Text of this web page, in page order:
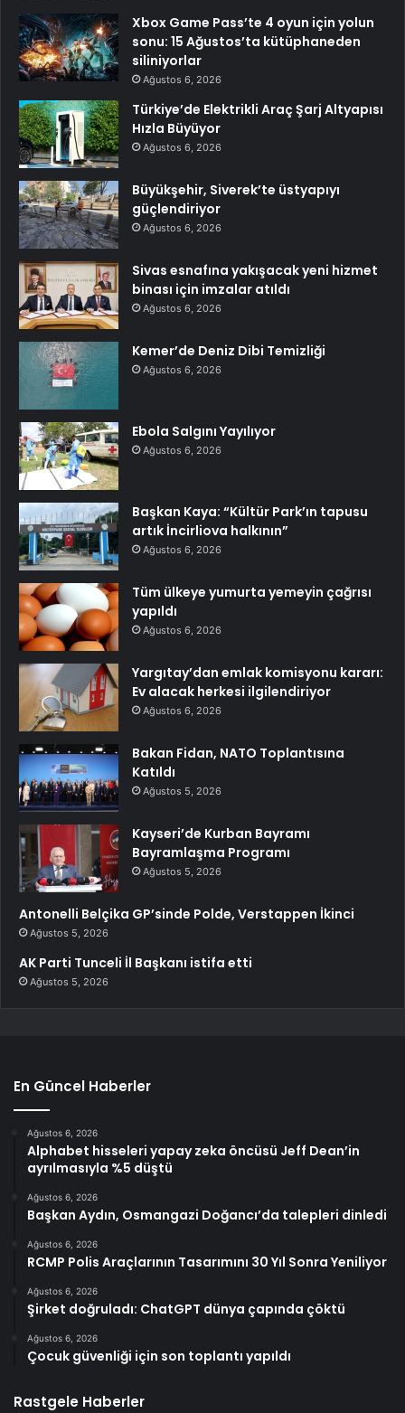
Xbox Game Pass’te 4 oyun için yolun
sonu: 15 Ağustos’ta kütüphaneden
siliniyorlar
Ağustos 6, 2026
Türkiye’de Elektrikli Araç Şarj Altyapısı
Hızla Büyüyor
Ağustos 6, 2026
Büyükşehir, Siverek’te üstyapıyı
güçlendiriyor
Ağustos 6, 2026
Sivas esnafına yakışacak yeni hizmet
binası için imzalar atıldı
Ağustos 6, 2026
Kemer’de Deniz Dibi Temizliği
Ağustos 6, 2026
Ebola Salgını Yayılıyor
Ağustos 6, 2026
Başkan Kaya: “Kültür Park’ın tapusu
artık İncirliova halkının”
Ağustos 6, 2026
Tüm ülkeye yumurta yemeyin çağrısı
yapıldı
Ağustos 6, 2026
Yargıtay’dan emlak komisyonu kararı:
Ev alacak herkesi ilgilendiriyor
Ağustos 6, 2026
Bakan Fidan, NATO Toplantısına
Katıldı
Ağustos 5, 2026
Kayseri’de Kurban Bayramı
Bayramlaşma Programı
Ağustos 5, 2026
Antonelli Belçika GP’sinde Polde, Verstappen İkinci
Ağustos 5, 2026
AK Parti Tunceli İl Başkanı istifa etti
Ağustos 5, 2026
En Güncel Haberler
Ağustos 6, 2026
Alphabet hisseleri yapay zeka öncüsü Jeff Dean’in
ayrılmasıyla %5 düştü
Ağustos 6, 2026
Başkan Aydın, Osmangazi Doğancı’da talepleri dinledi
Ağustos 6, 2026
RCMP Polis Araçlarının Tasarımını 30 Yıl Sonra Yeniliyor
Ağustos 6, 2026
Şirket doğruladı: ChatGPT dünya çapında çöktü
Ağustos 6, 2026
Çocuk güvenliği için son toplantı yapıldı
Rastgele Haberler